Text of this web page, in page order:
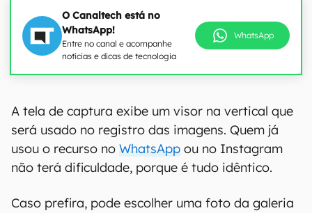
O Canaltech está no
WhatsApp!
Entre no canal e acompanhe
notícias e dicas de tecnologia
WhatsApp
A tela de captura exibe um visor na vertical que
será usado no registro das imagens. Quem já
usou o recurso no WhatsApp ou no Instagram
não terá dificuldade, porque é tudo idêntico.
Caso prefira, pode escolher uma foto da galeria